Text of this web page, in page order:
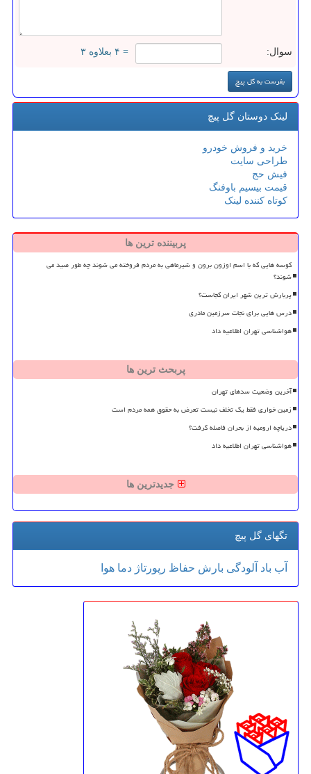
سوال: = ۴ بعلاوه ۳
لینک دوستان گل پیچ
خرید و فروش خودرو
طراحی سایت
فیش حج
قیمت بیسیم باوفنگ
کوتاه کننده لینک
پربیننده ترین ها
کوسه هایی که با اسم اوزون برون و شیرماهی به مردم فروخته می شوند چه طور صید می
شوند؟
پربارش ترین شهر ایران کجاست؟
درس هایی برای نجات سرزمین مادری
هواشناسی تهران اطلاعیه داد
پربحث ترین ها
آخرین وضعیت سدهای تهران
زمین خواری فقط یک تخلف نیست تعرض به حقوق همه مردم است
دریاچه ارومیه از بحران فاصله گرفت؟
هواشناسی تهران اطلاعیه داد
جدیدترین ها
تگهای گل پیچ
آب باد آلودگی بارش حفاظ رپورتاژ دما هوا